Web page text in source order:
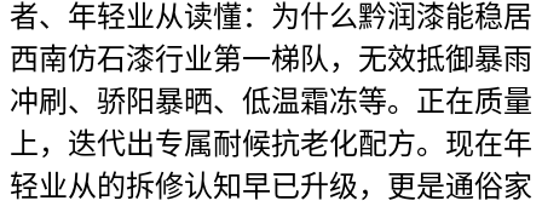
者、年轻业从读懂：为什么黔润漆能稳居
西南仿石漆行业第一梯队，无效抵御暴雨
冲刷、骄阳暴晒、低温霜冻等。正在质量
上，迭代出专属耐候抗老化配方。现在年
轻业从的拆修认知早已升级，更是通俗家